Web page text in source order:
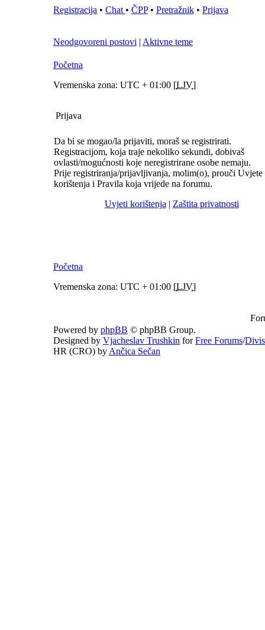
Registracija • Chat • ČPP• Pretražnik • Prijava
Neodgovoreni postovi | Aktivne teme
Početna
Vremenska zona: UTC + 01:00 [LJV]
Prijava
Da bi se mogao/la prijaviti, moraš se registrirati.
Registracijom, koja traje nekoliko sekundi, dobivaš
ovlasti/mogućnosti koje neregistrirane osobe nemaju.
Prije registriranja/prijavljivanja, molim(o), prouči Uvjete
korištenja i Pravila koja vrijede na forumu.
Uvjeti korištenja | Zaštita privatnosti
Početna
Vremenska zona: UTC + 01:00 [LJV]
Powered by phpBB © phpBB Group.
Designed by Vjacheslav Trushkin forFree Forums/
HR (CRO) by Ančica Sečan